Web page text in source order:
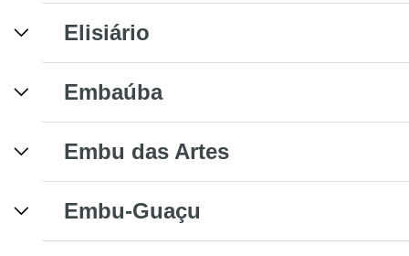
Elisiário
Embaúba
Embu das Artes
Embu-Guaçu